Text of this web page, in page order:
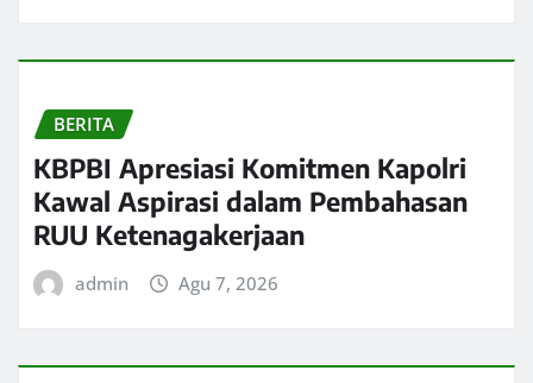
BERITA
KBPBI Apresiasi Komitmen Kapolri
Kawal Aspirasi dalam Pembahasan
RUU Ketenagakerjaan
admin Agu 7, 2026